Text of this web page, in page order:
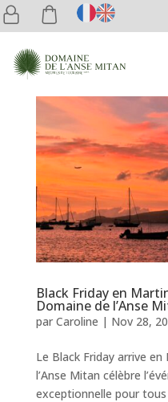
Black Friday en
Domaine de l’Anse
par Caroline | Nov 28,
Le Black Friday arrive
l’Anse Mitan célèbre
exceptionnelle pour tous